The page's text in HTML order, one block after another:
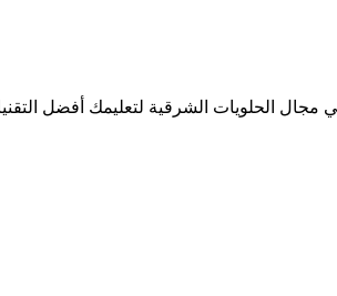
الحلويات الشرقية لتعليمك أفضل